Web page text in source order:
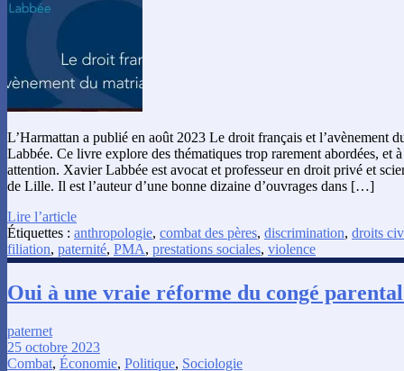
L’Harmattan a publié en août 2023 Le droit français et l’avènement
Labbée. Ce livre explore des thématiques trop rarement abordées, et
attention. Xavier Labbée est avocat et professeur en droit privé et
de Lille. Il est l’auteur d’une bonne dizaine d’ouvrages dans […]
Lire l’article
Étiquettes : anthropologie, combat des pères, discrimination, droits
filiation, paternité, PMA, prestations sociales, violence
Oui à une vraie réforme du congé
paternet
25 octobre 2023
Combat, Économie, Politique, Sociologie